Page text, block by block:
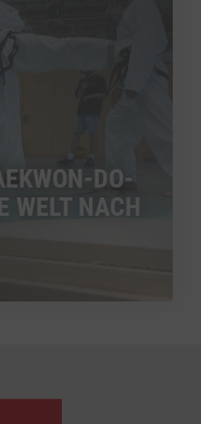
DO-
WELT NACH